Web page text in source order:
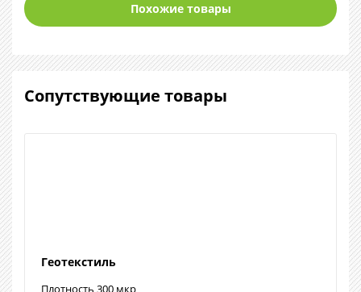
Похожие товары
Сопутствующие товары
Геотекстиль
Плотность 300 мкр